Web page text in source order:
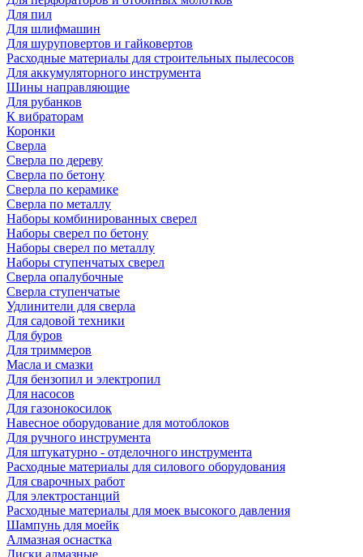
Для пил
Для шлифмашин
Для шуруповертов и гайковертов
Расходные материалы для строительных пылесосов
Для аккумуляторного инструмента
Шины направляющие
Для рубанков
К вибраторам
Коронки
Сверла
Сверла по дереву
Сверла по бетону
Сверла по керамике
Сверла по металлу
Наборы комбинированных сверел
Наборы сверел по бетону
Наборы сверел по металлу
Наборы ступенчатых сверел
Сверла опалубочные
Сверла ступенчатые
Удлинители для сверла
Для садовой техники
Для буров
Для триммеров
Масла и смазки
Для бензопил и электропил
Для насосов
Для газонокосилок
Навесное оборудование для мотоблоков
Для ручного инструмента
Для штукатурно - отделочного инструмента
Расходные материалы для силового оборудования
Для сварочных работ
Для электростанций
Расходные материалы для моек высокого давления
Шампунь для моейк
Алмазная оснастка
Диски алмазные